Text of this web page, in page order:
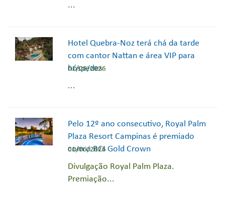
...
Hotel Quebra-Noz terá chá da tarde
com cantor Nattan e área VIP para
hóspedes
01/06/2026
...
Pelo 12º ano consecutivo, Royal Palm
Plaza Resort Campinas é premiado
com o RCI Gold Crown
01/06/2026
Divulgação Royal Palm Plaza.
Premiação...